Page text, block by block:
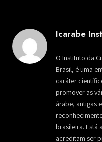
Icarabe
O Instituto da
Brasil, é uma
caráter
promover as
árabe, antigas
brasileira. Está
acreditam ser